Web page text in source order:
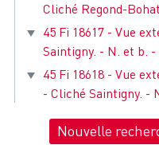
Cliché Regond-
45 Fi 18617 - Vue
Saintigny. - N. et b. -
45 Fi 18618 - Vue
- Cliché Saintigny. -
Nouvelle